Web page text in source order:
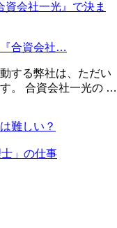
合資会社…
する弊社は、ただい
。 合資会社一光の …
難しい？
」の仕事